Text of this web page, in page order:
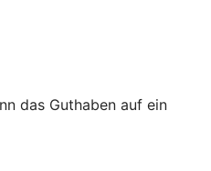
das Guthaben auf ein